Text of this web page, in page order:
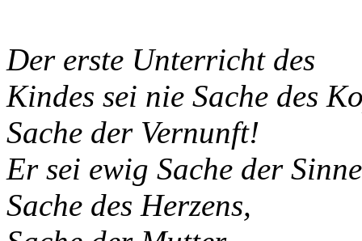
Der erste Unterricht des
Kindes sei nie Sache des
Sache der Vernunft!
Er sei ewig Sache der
Sache des Herzens,